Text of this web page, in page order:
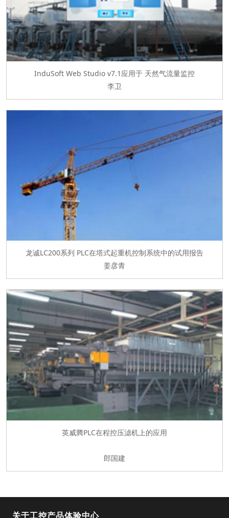
InduSoft Web Studio v7.1应用于 天然气流量监控
李卫
龙诚LC200系列 PLC在塔式起重机控制系统中的试用报告
姜彦青
英威腾PLC在程控压滤机上的应用
郎国建
关于工控产品体验中心